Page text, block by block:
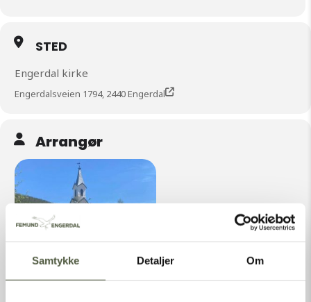
Samtykke Detaljer Om
STED
Engerdal kirke
Engerdalsveien 1794, 2440 Engerdal
Arrangør